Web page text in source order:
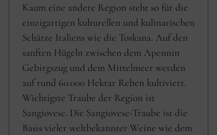
Kaum eine andere Region steht so für die
einzigartigen kulturellen und kulinarischen
Schätze Italiens wie die Toskana. Auf den
sanften Hügeln zwischen dem Apennin
Gebirgszug und dem Mittelmeer werden
auf rund 60.000 Hektar Reben kultiviert.
Wichtigste Traube der Region ist
Sangiovese. Die Sangiovese-Traube ist die
Basis vieler weltbekannter Weine wie dem